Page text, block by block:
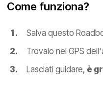
Come funziona?
Salva questo
Trovalo nel GPS
Lasciati guidare, è